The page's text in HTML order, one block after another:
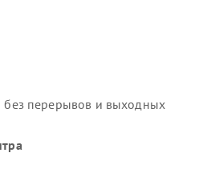
перерывов и выходных